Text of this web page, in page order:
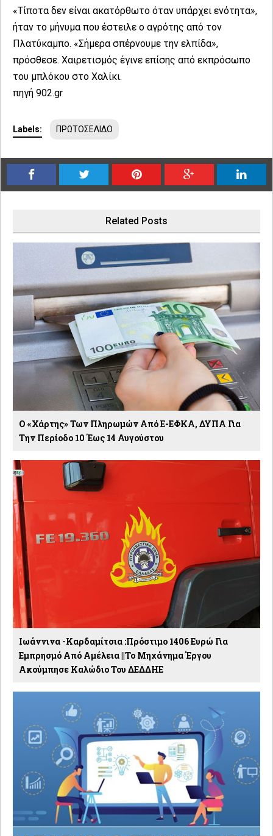
«Τίποτα δεν είναι ακατόρθωτο όταν υπάρχει ενότητα»,
ήταν το μήνυμα που έστειλε ο αγρότης από τον
Πλατύκαμπο. «Σήμερα σπέρνουμε την ελπίδα»,
πρόσθεσε. Χαιρετισμός έγινε επίσης από εκπρόσωπο
του μπλόκου στο Χαλίκι.
πηγή 902.gr
Labels: ΠΡΩΤΟΣΕΛΙΔΟ
Related Posts
Ο «χάρτης» Των Πληρωμών Από E-ΕΦΚΑ, ΔΥΠΑ Για
Την Περίοδο 10 Έως 14 Αυγούστου
Ιωάννινα -Καρδαμίτσια :Πρόστιμο 1406 Ευρώ Για
Εμπρησμό Από Αμέλεια ||Το Μηχάνημα Έργου
Ακούμπησε Καλώδιο Του ΔΕΔΔΗΕ